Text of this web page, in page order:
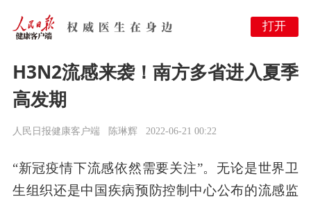
打开
H3N2流感来袭！南方多省进入夏季
高发期
人民日报健康客户端 陈琳辉 2022-06-21 00:22
“新冠疫情下流感依然需要关注”。无论是世界卫
生组织还是中国疾病预防控制中心公布的流感监